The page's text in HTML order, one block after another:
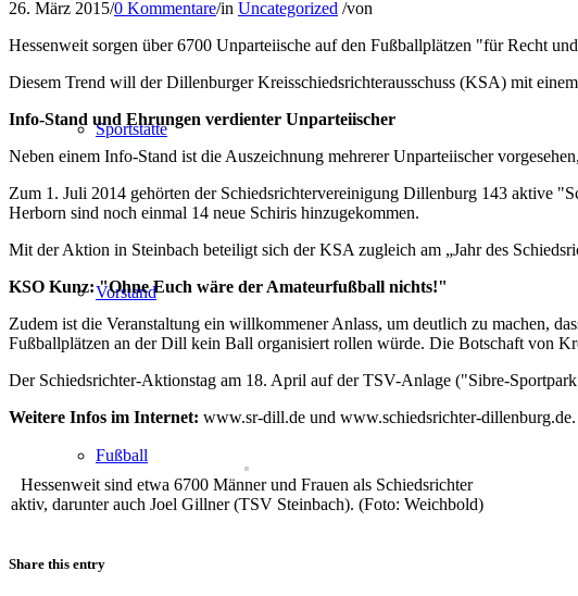
Sportstätte
Vorstand
Fußball
26. März 2015/0 Kommentare/in Uncategorized /von
Hessenweit sorgen über 6700 Unparteiische auf den Fußballplätzen "für Recht
Diesem Trend will der Dillenburger Kreisschiedsrichterausschuss (KSA) mit
Info-Stand und Ehrungen verdienter Unparteiischer
Neben einem Info-Stand ist die Auszeichnung mehrerer Unparteiischer
Zum 1. Juli 2014 gehörten der Schiedsrichtervereinigung Dillenburg 143 aktive
Herborn sind noch einmal 14 neue Schiris hinzugekommen.
Mit der Aktion in Steinbach beteiligt sich der KSA zugleich am „Jahr des
KSO Kunz: "Ohne Euch wäre der Amateurfußball nichts!"
Zudem ist die Veranstaltung ein willkommener Anlass, um deutlich zu machen,
Fußballplätzen an der Dill kein Ball organisiert rollen würde. Die Botschaft von
Der Schiedsrichter-Aktionstag am 18. April auf der TSV-Anlage ("Sibre-
Weitere Infos im Internet: www.sr-dill.de und www.schiedsrichter-dillenburg.de.
Hessenweit sind etwa 6700 Männer und Frauen als Schiedsrichter
aktiv, darunter auch Joel Gillner (TSV Steinbach). (Foto: Weichbold)
Share this entry